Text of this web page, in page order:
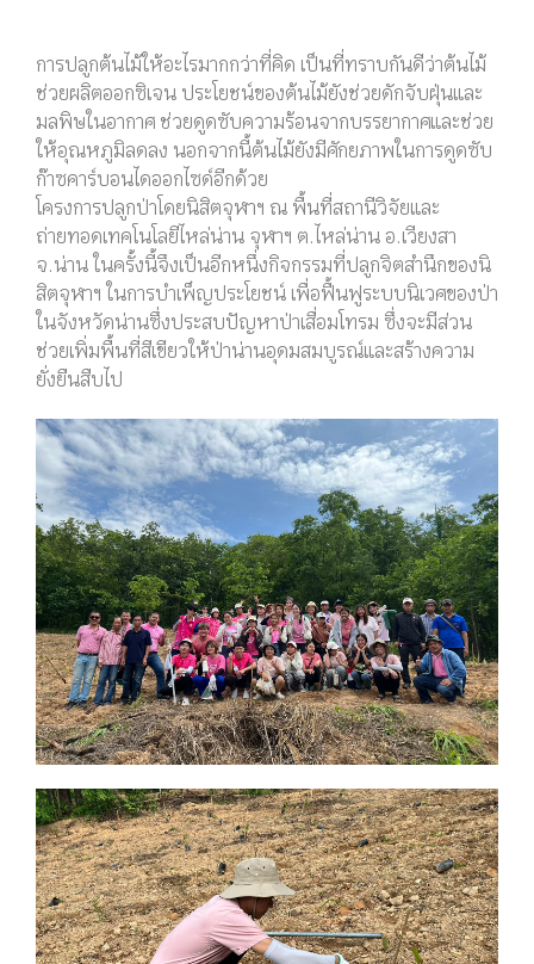
การปลูกต้นไม้ให้อะไรมากกว่าที่คิด เป็นที่ทราบกันดีว่าต้นไม้
ช่วยผลิตออกซิเจน ประโยชน์ของต้นไม้ยังช่วยดักจับฝุ่นและ
มลพิษในอากาศ ช่วยดูดซับความร้อนจากบรรยากาศและช่วย
ให้อุณหภูมิลดลง นอกจากนี้ต้นไม้ยังมีศักยภาพในการดูดซับ
ก๊าซคาร์บอนไดออกไซด์อีกด้วย
โครงการปลูกป่าโดยนิสิตจุฬาฯ ณ พื้นที่สถานีวิจัยและ
ถ่ายทอดเทคโนโลยีไหล่น่าน จุฬาฯ ต.ไหล่น่าน อ.เวียงสา
จ.น่าน ในครั้งนี้จึงเป็นอีกหนึ่งกิจกรรมที่ปลูกจิตสำนึกของนิ
สิตจุฬาฯ ในการบำเพ็ญประโยชน์ เพื่อฟื้นฟูระบบนิเวศของป่า
ในจังหวัดน่านซึ่งประสบปัญหาป่าเสื่อมโทรม ซึ่งจะมีส่วน
ช่วยเพิ่มพื้นที่สีเขียวให้ป่าน่านอุดมสมบูรณ์และสร้างความ
ยั่งยืนสืบไป